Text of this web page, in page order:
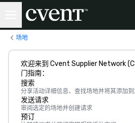
场地
欢迎来到 Cvent Supplier Network
门指南：
搜索
分享活动详细信息、查找场地并将其添加
发送请求
审阅选定的场地并创建请求
预订